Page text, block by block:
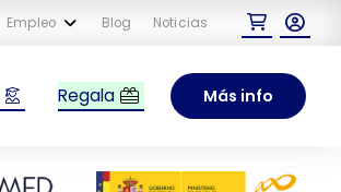
Empleo Blog Noticias
Regala Más info